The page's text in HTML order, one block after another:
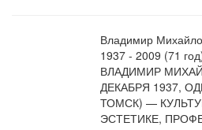
Владимир
1937 - 2009 (71
ВЛАДИМИР
ДЕКАБРЯ 1937,
ТОМСК) —
ЭСТЕТИКЕ,